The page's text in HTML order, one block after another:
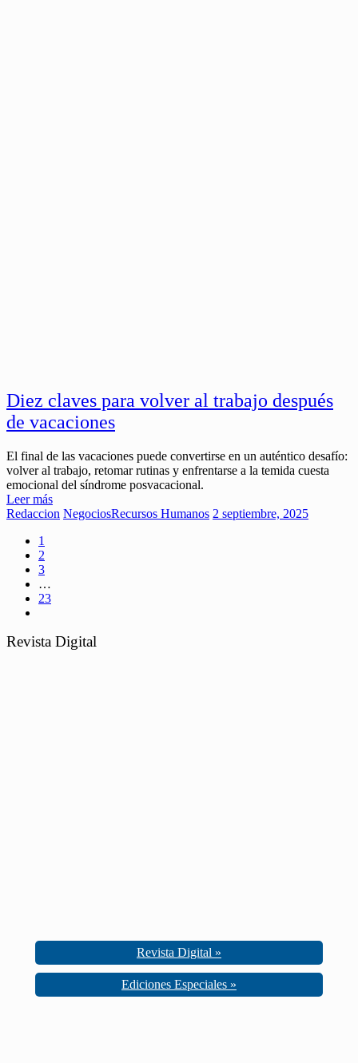
Diez claves para volver al trabajo después
de vacaciones
El final de las vacaciones puede convertirse en un auténtico desafío:
volver al trabajo, retomar rutinas y enfrentarse a la temida cuesta
emocional del síndrome posvacacional.
Leer más
Redaccion NegociosRecursos Humanos 2 septiembre, 2025
1
2
3
…
23
Revista Digital
Revista Digital »
Ediciones Especiales »